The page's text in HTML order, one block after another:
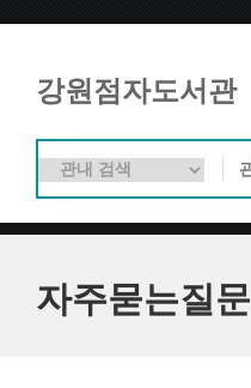
강원점자도서관
자주묻는질문